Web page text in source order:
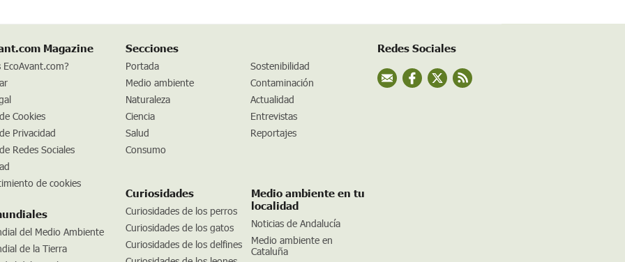
Magazine
EcoAvant.com?
Cookies
Privacidad
Redes Sociales
de cookies
del Medio Ambiente
de la Tierra
Secciones
Portada
Sostenibilidad
Medio ambiente
Contaminación
Naturaleza
Actualidad
Ciencia
Entrevistas
Salud
Reportajes
Consumo
Curiosidades
Curiosidades de los perros
Curiosidades de los gatos
Curiosidades de los delfines
Medio ambiente en tu
localidad
Noticias de Andalucía
Medio ambiente en
Cataluña
Redes Sociales